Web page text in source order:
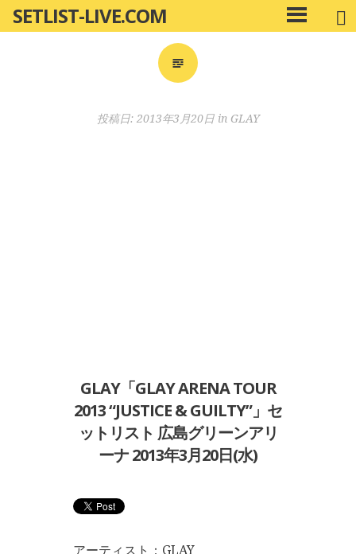
ン
SETLIST-LIVE.COM
メ
イ
投稿日: 2013年3月20日in GLAY
GLAY「GLAY ARENA TOUR
2013 “JUSTICE & GUILTY”」セ
ットリスト 広島グリーンアリ
ーナ 2013年3月20日(水)
アーティスト：GLAY